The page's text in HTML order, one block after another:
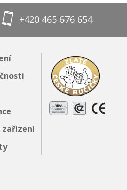
+420 465 676 654
zařízení